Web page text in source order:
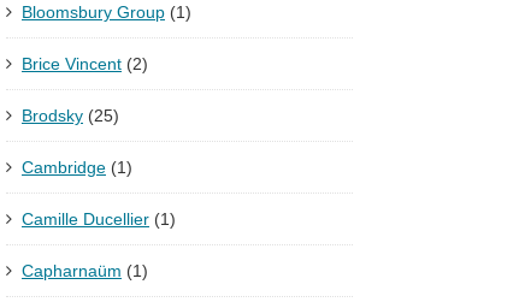
Bloomsbury Group (1)
Brice Vincent (2)
Brodsky (25)
Cambridge (1)
Camille Ducellier (1)
Capharnaüm (1)